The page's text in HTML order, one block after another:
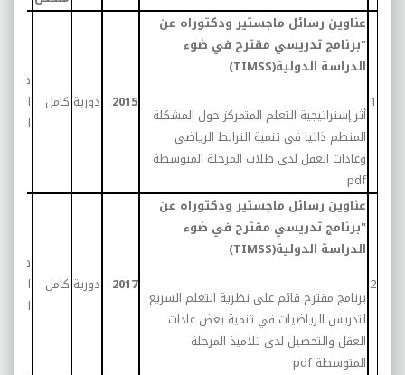
1
عناوين رسائل ماجستير ودكتوراه عن
"برنامج تدريسي مقترح في ضوء
الدراسة الدولية(TIMSS)
أثر إستراتيجية التعلم المتمركز حول المشكلة
المنظم ذاتيا في تنمية الترابط الرياضي
وعادات العقل لدى طلاب المرحلة المتوسطة
pdf
2015 دورية كامل
طلاب
2
عناوين رسائل ماجستير ودكتوراه عن
"برنامج تدريسي مقترح في ضوء
الدراسة الدولية(TIMSS)
برنامج مقترح قائم على نظرية التعلم السريع
لتدريس الرياضيات في تنمية بعض عادات
العقل والتحصيل لدى تلاميذ المرحلة
المتوسطةpdf
2017 دورية كامل
طلاب